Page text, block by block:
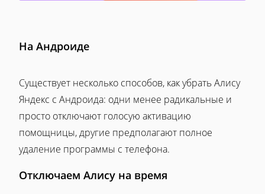
На Андроиде
Существует несколько способов, как убрать Алису
Яндекс с Андроида: одни менее радикальные и
просто отключают голосую активацию
помощницы, другие предполагают полное
удаление программы с телефона.
Отключаем Алису на время